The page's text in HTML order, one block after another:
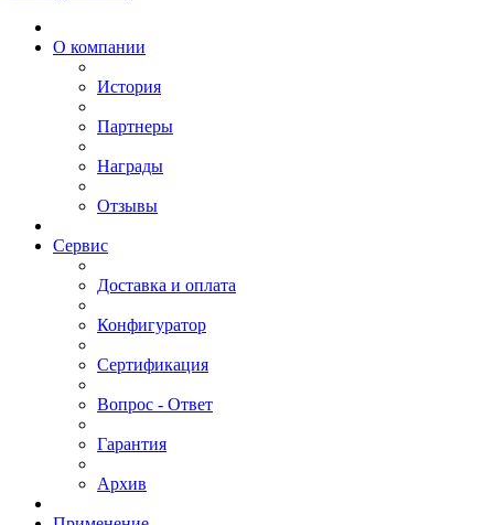
О компании
История
Партнеры
Награды
Отзывы
Сервис
Доставка и оплата
Конфигуратор
Сертификация
Вопрос - Ответ
Гарантия
Архив